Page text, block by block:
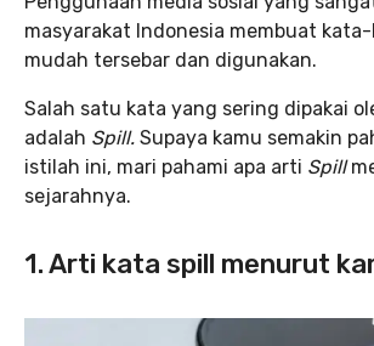
masyarakat Indonesia membuat
mudah tersebar dan digunakan.
Salah satu kata yang sering dipakai
adalah Spill. Supaya kamu semakin
istilah ini, mari pahami apa arti Spill
sejarahnya.
1. Arti kata spill menurut